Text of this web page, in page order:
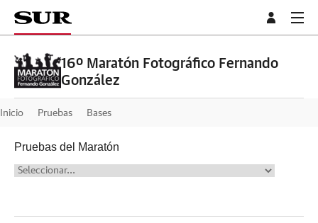
16º Maratón Fotográfico Fernando
González
Inicio Pruebas Bases
Pruebas del Maratón